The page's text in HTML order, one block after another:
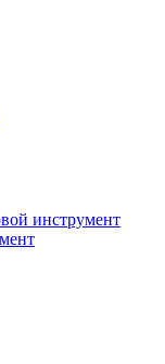
инструмент